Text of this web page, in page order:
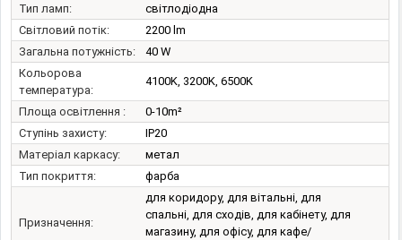
Тип ламп:
світлодіодна
Світловий потік:
2200 lm
Загальна потужність:
40 W
Кольорова
температура:
4100K, 3200K, 6500K
Площа освітлення :
0-10m²
Ступінь захисту:
IP20
Матеріал каркасу:
метал
Тип покриття:
фарба
Призначення:
для коридору, для вітальні, для
спальні, для сходів, для кабінету, для
магазину, для офісу, для кафе/